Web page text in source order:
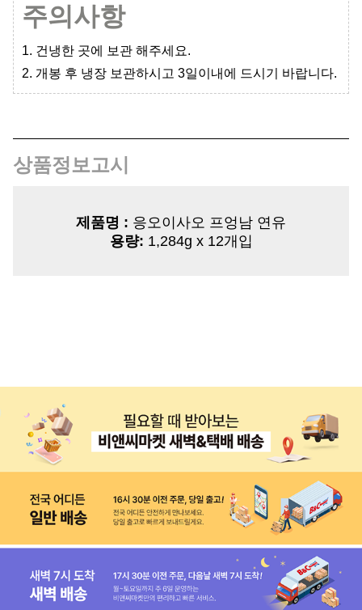
주의사항
1. 건냉한 곳에 보관 해주세요.
2. 개봉 후 냉장 보관하시고 3일이내에 드시기 바랍니다.
상품정보고시
제품명 : 응오이사오 프엉남 연유
용량: 1,284g x 12개입